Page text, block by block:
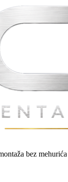
bez